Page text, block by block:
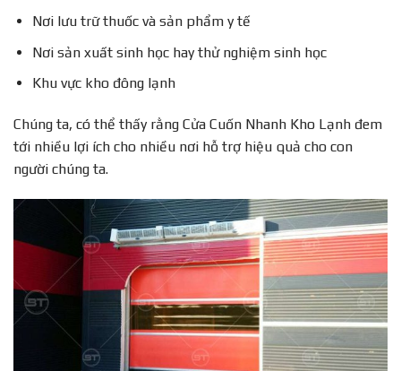
Nơi lưu trữ thuốc và sản phẩm y tế
Nơi sản xuất sinh học hay thử nghiệm sinh học
Khu vực kho đông lạnh
Chúng ta, có thể thấy rằng Cửa Cuốn Nhanh Kho Lạnh đem
tới nhiều lợi ích cho nhiều nơi hỗ trợ hiệu quả cho con
người chúng ta.